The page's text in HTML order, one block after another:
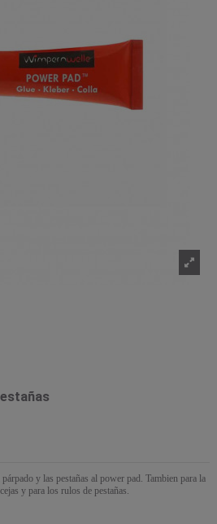
y las pestañas al power pad. Tambien para la
y para los rulos de pestañas.